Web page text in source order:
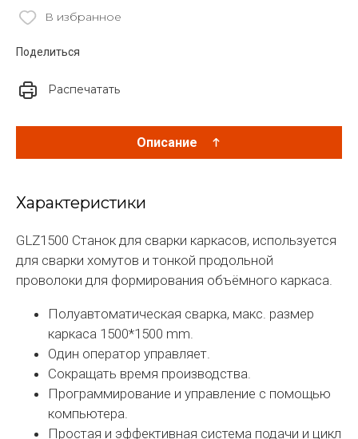
В избранное
Поделиться
Распечатать
Описание
Характеристики
GLZ1500 Станок для сварки каркасов, используется
для сварки хомутов и тонкой продольной
проволоки для формирования объёмного каркаса.
Полуавтоматическая сварка, макс. размер
каркаса 1500*1500 mm.
Один оператор управляет.
Сокращать время производства.
Программирование и управление с помощью
компьютера.
Простая и эффективная система подачи и цикл